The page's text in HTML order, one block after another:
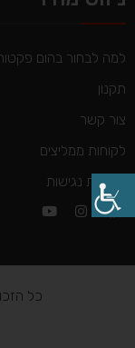
למה לבחור בהום
תקנון
צור קשר
לקוחות ממליצים
הצהרת נגישות
כל